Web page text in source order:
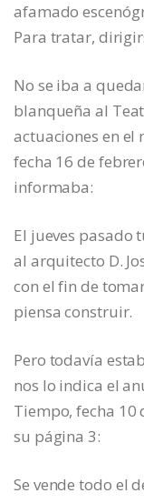
afamado
Para tratar,
No se iba a
blanqueña al
actuaciones en el
fecha 16 de
informaba:
El jueves pasado
al arquitecto D.
con el fin de
piensa construir.
Pero todavía
nos lo indica el
Tiempo, fecha 10
su página 3:
Se vende todo el